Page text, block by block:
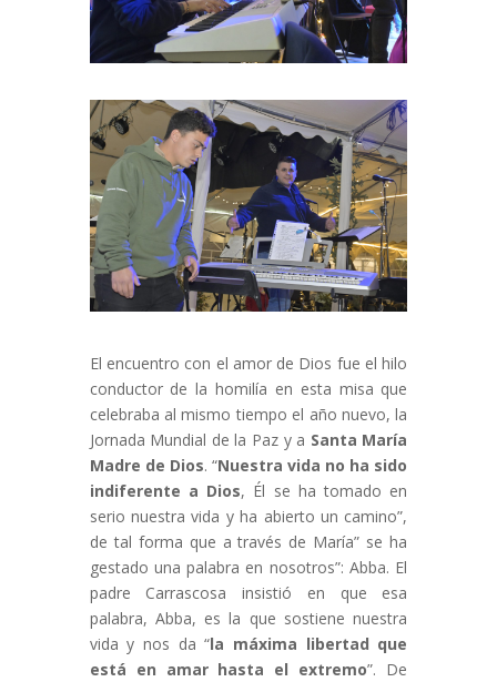
El encuentro con el amor de Dios fue el hilo
conductor de la homilía en esta misa que
celebraba al mismo tiempo el año nuevo, la
Jornada Mundial de la Paz y a Santa María
Madre de Dios. “Nuestra vida no ha sido
indiferente a Dios, Él se ha tomado en
serio nuestra vida y ha abierto un camino”,
de tal forma que a través de María” se ha
gestado una palabra en nosotros”: Abba. El
padre Carrascosa insistió en que esa
palabra, Abba, es la que sostiene nuestra
vida y nos da “la máxima libertad que
está en amar hasta el extremo”. De